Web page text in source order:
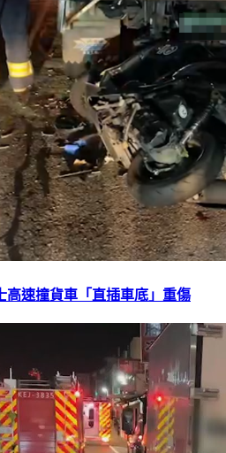
高速撞貨車「直插車底」重傷